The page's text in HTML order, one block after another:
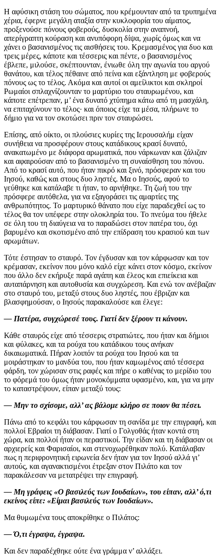
Η αφύσικη στάση του σώματος, που κρέμουνταν από τα τρυπημένα
χέρια, έφερνε μεγάλη αταξία στην κυκλοφορία του αίματος,
προξενούσε πόνους φοβερούς, δυσκολία στην αναπνοή,
απερίγραπτη κούραση και ανυπόφορη δίψα, χωρίς όμως και να
χάνει ο βασανισμένος τις αισθήσεις του. Κρεμασμένος για δυο και
τρεις μέρες, κάποτε και τέσσερις και πέντε, ο βασανισμένος
έβλεπε, μιλούσε, σκέπτουνταν, ένιωθε όλη την αγωνία του αργού
θανάτου, και τέλος πέθαινε από πείνα και εξάντληση με φοβερούς
πόνους ως το τέλος. Ακόμα και αυτοί οι αμείλικτοι και σκληροί
Ρωμαίοι σπλαχνίζουνταν το μαρτύριο του σταυρωμένου, και
κάποτε επέτρεπαν, μ’ ένα δυνατό χτύπημα κάτω από τη μασχάλη,
να επιταχύνουν το τέλος· και όποιος είχε τα μέσα, πλήρωνε το
δήμιο για να τον σκοτώσει πριν τον σταυρώσει.
Επίσης, από οίκτο, οι πλούσιες κυρίες της Ιερουσαλήμ είχαν
συνήθεια να προσφέρουν στους κατάδικους κρασί δυνατό,
ανακατωμένο με διάφορα αρωματικά, που νάρκωναν και ζάλιζαν
και αφαιρούσαν από το βασανισμένο τη συναίσθηση του πόνου.
Από το κρασί αυτό, που ήταν πικρό και ξινό, πρόσφεραν και του
Ιησού, καθώς και στους δυο ληστές. Μα ο Ιησούς, αφού το
γεύθηκε και κατάλαβε τι ήταν, το αρνήθηκε. Τη ζωή του την
πρόσφερε αυτόθελα, για να εξαγοράσει τις αμαρτίες της
ανθρωπότητος. Το μαρτυρικό θάνατο που είχε παραδεχθεί ως το
τέλος θα τον υπέφερε στην ολοκληρία του. Το πνεύμα του ήθελε
σε όλη του τη διαύγεια να το παραδώσει στον πατέρα του, όχι
βαρυμένο και σκοτισμένο από την επίδραση του κρασιού και των
αρωμάτων.
Τότε έστησαν το σταυρό. Τον έγδυσαν και τον κάρφωσαν και τον
κρέμασαν, εκείνον που μόνο καλό είχε κάνει στον κόσμο, εκείνον
που άλλο δεν εκήρυξε παρά αγάπη και έλεος και επιείκεια και
αυταπάρνηση και αυτοθυσία και συγχώρεση. Και ενώ τον ανέβαζαν
στο σταυρό του, μεταξύ στους δυο ληστές, που έβριζαν και
βλασφημούσαν, ο Ιησούς παρακαλούσε και έλεγε:
— Πατέρα, συγχώρεσέ τους. Γιατί δεν ξέρουν τι κάνουν.
Κάθε σταυρός είχε από τέσσερις στρατιώτες, που ήταν και δήμιοι
και φύλακες, και τα ρούχα του κατάδικου τους ανήκαν
δικαιωματικά. Πήραν λοιπόν τα ρούχα του Ιησού και τα
μοιράστηκαν το μανδύα του, που ήταν καμωμένος από τέσσερα
φάρδη, τον χώρισαν στις ραφές και πήρε ο καθένας το μερίδιο του
το φόρεμά του όμως ήταν μονοκόμματα υφασμένο, και, για να μην
το καταστρέψουν, είπαν μεταξύ τους:
— Μην το σχίσομε, αλλ’ ας βάλομε κλήρο σε ποιον θα πέσει.
Πάνω από το κεφάλι του κάρφωσαν τη σανίδα με την επιγραφή, και
πολλοί Εβραίοι τη διάβασαν. Γιατί ο Γολγοθάς ήταν κοντά στη
χώρα, και πολλοί ήταν οι περαστικοί. Την είδαν και τη διάβασαν οι
αρχιερείς και Φαρισαίοι, και στενοχωρέθηκαν πολύ. Κατάλαβαν
πως η περιφρονητική ειρωνεία δεν ήταν για τον Ιησού αλλά γι’
αυτούς, και αγανακτισμένοι έτρεξαν στον Πιλάτο και τον
παρακάλεσαν να μετατρέψει την επιγραφή.
— Μη γράφεις «Ο βασιλεύς των Ιουδαίων», του είπαν, αλλ’ ό,τι
εκείνος είπε: «Είμαι βασιλεύς των Ιουδαίων».
Μα θυμωμένα τους αποκρίθηκε ο Πιλάτος:
— Ό,τι έγραψα, έγραψα.
Και δεν παραδέχθηκε ούτε ένα γράμμα ν’ αλλάξει.